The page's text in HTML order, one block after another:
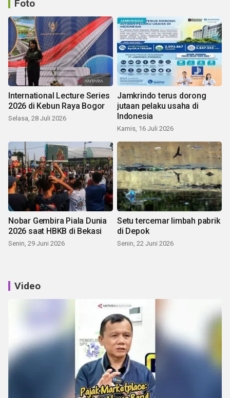
Foto
International Lecture Series
2026 di Kebun Raya Bogor
Selasa, 28 Juli 2026
Jamkrindo terus dorong
jutaan pelaku usaha di
Indonesia
Kamis, 16 Juli 2026
Nobar Gembira Piala Dunia
2026 saat HBKB di Bekasi
Senin, 29 Juni 2026
Setu tercemar limbah pabrik
di Depok
Senin, 22 Juni 2026
Video